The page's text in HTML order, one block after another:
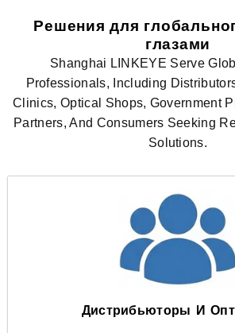
Решения для
глазами
Shanghai LINKEYE Serve
Professionals, Including
Clinics, Optical Shops, Government
Partners, And Consumers Seeking
Solutions.
Дистрибьюторы И